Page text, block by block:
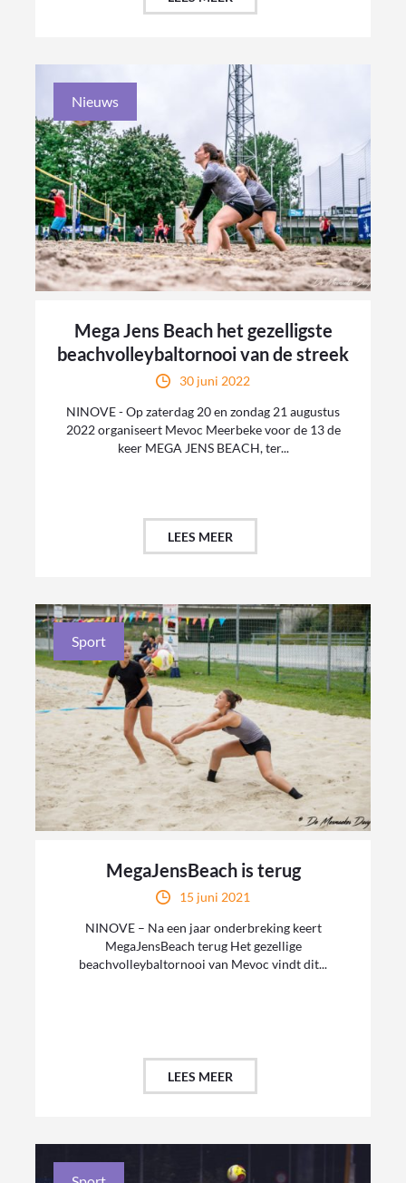
Nieuws
Mega Jens Beach het gezelligste
beachvolleybaltornooi van de streek
30 juni 2022
NINOVE - Op zaterdag 20 en zondag 21 augustus
2022 organiseert Mevoc Meerbeke voor de 13 de
keer MEGA JENS BEACH, ter...
LEES MEER
Sport
MegaJensBeach is terug
15 juni 2021
NINOVE – Na een jaar onderbreking keert
MegaJensBeach terug Het gezellige
beachvolleybaltornooi van Mevoc vindt dit...
LEES MEER